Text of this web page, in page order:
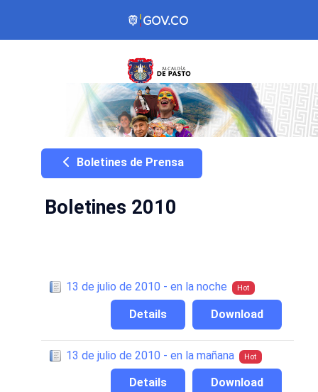
Boletines de Prensa
Boletines 2010
13 de julio de 2010 - en la noche Hot
Download
Details
13 de julio de 2010 - en la mañana Hot
Download
Details